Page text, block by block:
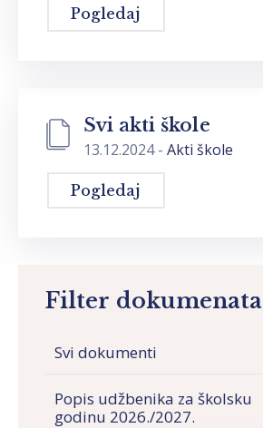
Filter dokumenata
Svi dokumenti
Popis udžbenika za školsku
godinu 2026./2027.
Pogledaj
Svi akti škole
13.12.2024- Akti škole
Pogledaj